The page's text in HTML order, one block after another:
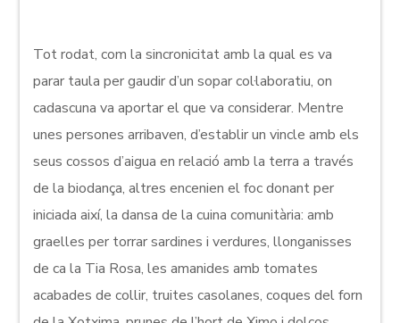
Tot rodat, com la sincronicitat amb la qual es va
parar taula per gaudir d’un sopar col·laboratiu, on
cadascuna va aportar el que va considerar. Mentre
unes persones arribaven, d’establir un vincle amb els
seus cossos d’aigua en relació amb la terra a través
de la biodança, altres encenien el foc donant per
iniciada així, la dansa de la cuina comunitària: amb
graelles per torrar sardines i verdures, llonganisses
de ca la Tia Rosa, les amanides amb tomates
acabades de collir, truites casolanes, coques del forn